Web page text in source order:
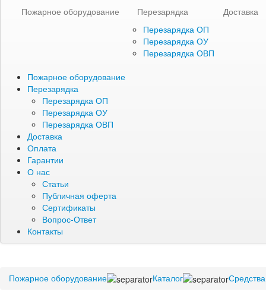
Пожарное оборудование
Перезарядка
Перезарядка ОП
Перезарядка ОУ
Перезарядка ОВП
Доставка
Пожарное оборудование
Перезарядка
Перезарядка ОП
Перезарядка ОУ
Перезарядка ОВП
Доставка
Оплата
Гарантии
О нас
Статьи
Публичная оферта
Сертификаты
Вопрос-Ответ
Контакты
Пожарное оборудование Каталог